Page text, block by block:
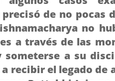
de no pocas
no
a través de las
someterse a su
recibir el legado de